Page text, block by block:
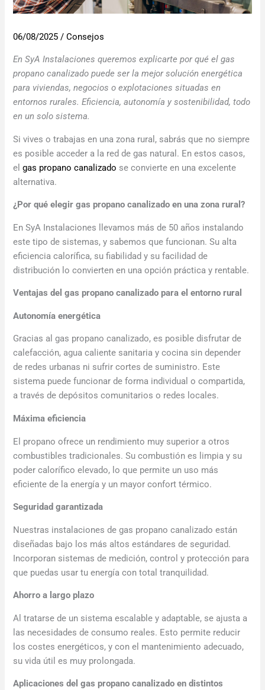
06/08/2025/Consejos
En SyA Instalaciones queremos explicarte por qué el gas
propano canalizado puede ser la mejor solución energética
para viviendas, negocios o explotaciones situadas en
entornos rurales. Eficiencia, autonomía y sostenibilidad, todo
en un solo sistema.
Si vives o trabajas en una zona rural, sabrás que no siempre
es posible acceder a la red de gas natural. En estos casos,
elgas propano canalizado se convierte en una excelente
alternativa.
¿Por qué elegir gas propano canalizado en una zona rural?
En SyA Instalaciones llevamos más de 50 años instalando
este tipo de sistemas, y sabemos que funcionan. Su alta
eficiencia calorífica, su fiabilidad y su facilidad de
distribución lo convierten en una opción práctica y rentable.
Ventajas del gas propano canalizado para el entorno rural
Autonomía energética
Gracias al gas propano canalizado, es posible disfrutar de
calefacción, agua caliente sanitaria y cocina sin depender
de redes urbanas ni sufrir cortes de suministro. Este
sistema puede funcionar de forma individual o compartida,
a través de depósitos comunitarios o redes locales.
Máxima eficiencia
El propano ofrece un rendimiento muy superior a otros
combustibles tradicionales. Su combustión es limpia y su
poder calorífico elevado, lo que permite un uso más
eficiente de la energía y un mayor confort térmico.
Seguridad garantizada
Nuestras instalaciones de gas propano canalizado están
diseñadas bajo los más altos estándares de seguridad.
Incorporan sistemas de medición, control y protección para
que puedas usar tu energía con total tranquilidad.
Ahorro a largo plazo
Al tratarse de un sistema escalable y adaptable, se ajusta a
las necesidades de consumo reales. Esto permite reducir
los costes energéticos, y con el mantenimiento adecuado,
su vida útil es muy prolongada.
Aplicaciones del gas propano canalizado en distintos